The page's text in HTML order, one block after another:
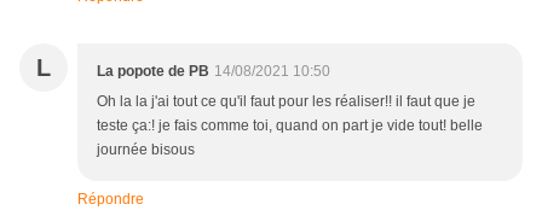
L La popote de PB 14/08/2021 10:50
Oh la la j'ai tout ce qu'il faut pour les réaliser!! il faut que je
teste ça:! je fais comme toi, quand on part je vide tout! belle
journée bisous
Répondre